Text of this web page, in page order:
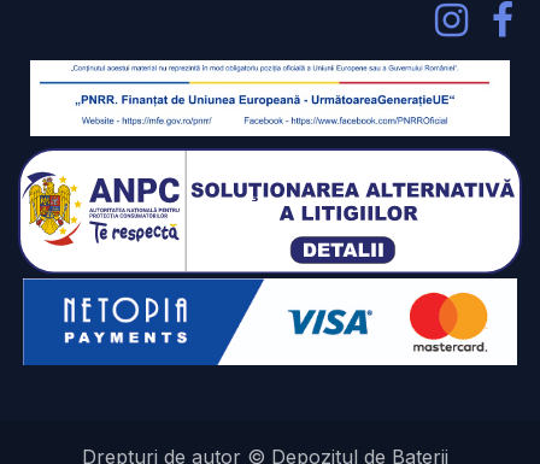
Drepturi de autor © Depozitul de Baterii